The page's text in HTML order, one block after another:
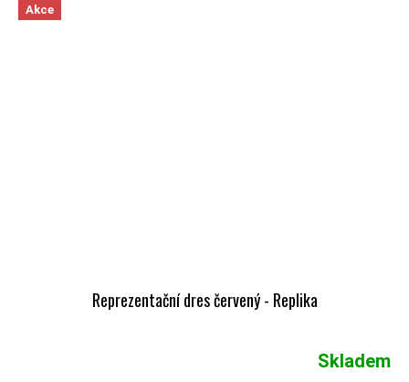
Akce
Reprezentační dres červený - Replika
Skladem